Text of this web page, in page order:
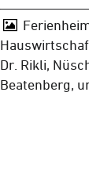
Dr. Rikli,
Beatenberg,